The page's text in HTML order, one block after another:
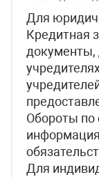
Для
Кредитная
документы,
Обороты по
Для